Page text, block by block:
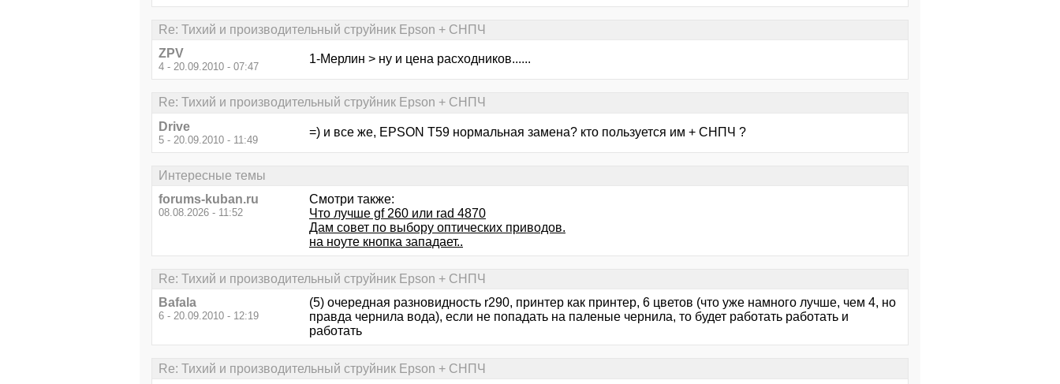
Re: Тихий и производительный струйник Epson + CНПЧ
ZPV
4 - 20.09.2010 - 07:47
1-Мерлин > ну и цена расходников......
Re: Тихий и производительный струйник Epson + CНПЧ
Drive
5 - 20.09.2010 - 11:49
=) и все же, EPSON T59 нормальная замена? кто пользуется им + СНПЧ ?
Интересные темы
forums-kuban.ru
08.08.2026 - 11:52
Смотри также:
Что лучше gf 260 или rad 4870
Дам совет по выбору оптических приводов.
на ноуте кнопка западает..
Re: Тихий и производительный струйник Epson + CНПЧ
Bafala
6 - 20.09.2010 - 12:19
(5) очередная разновидность r290, принтер как принтер, 6 цветов (что уже намного лучше, чем 4, но
правда чернила вода), если не попадать на паленые чернила, то будет работать работать и
работать
Re: Тихий и производительный струйник Epson + CНПЧ